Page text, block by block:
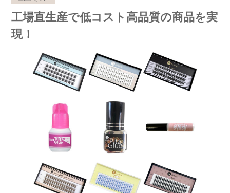
工場直生産で低コスト高品質の商品を実
現！